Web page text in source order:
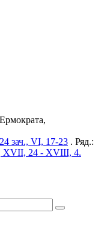
зач., VI, 17-23 . Ряд.:
XVII, 24 - XVIII, 4.